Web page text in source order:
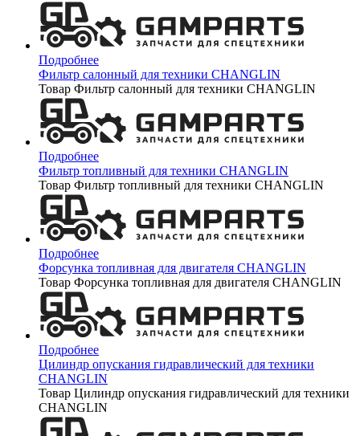
Подробнее
Фильтр салонный для техники CHANGLIN
Товар Фильтр салонный для техники CHANGLIN
Подробнее
Фильтр топливный для техники CHANGLIN
Товар Фильтр топливный для техники CHANGLIN
Подробнее
Форсунка топливная для двигателя CHANGLIN
Товар Форсунка топливная для двигателя CHANGLIN
Подробнее
Цилиндр опускания гидравлический для техники
CHANGLIN
Товар Цилиндр опускания гидравлический для техники
CHANGLIN